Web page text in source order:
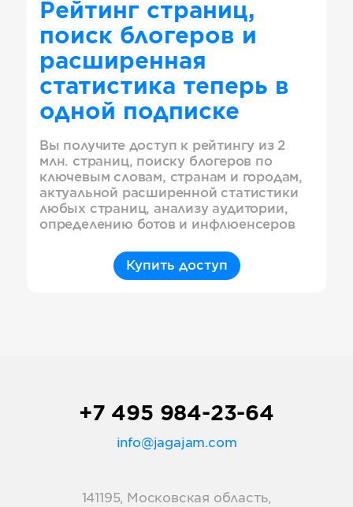
Рейтинг страниц,
поиск блогеров и
расширенная
статистика теперь в
одной подписке
Вы получите доступ к рейтингу из 2
млн. страниц, поиску блогеров по
ключевым словам, странам и городам,
актуальной расширенной статистики
любых страниц, анализу аудитории,
определению ботов и инфлюенсеров
Купить доступ
+7 495 984-23-64
info@jagajam.com
141195, Московская область,